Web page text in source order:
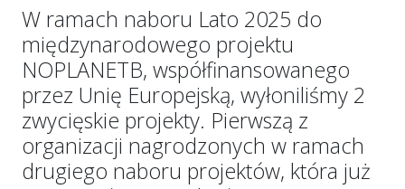
W ramach naboru Lato 2025 do
międzynarodowego projektu
NOPLANETB, współfinansowanego
przez Unię Europejską, wyłoniliśmy 2
zwycięskie projekty. Pierwszą z
organizacji nagrodzonych w ramach
drugiego naboru projektów, która już